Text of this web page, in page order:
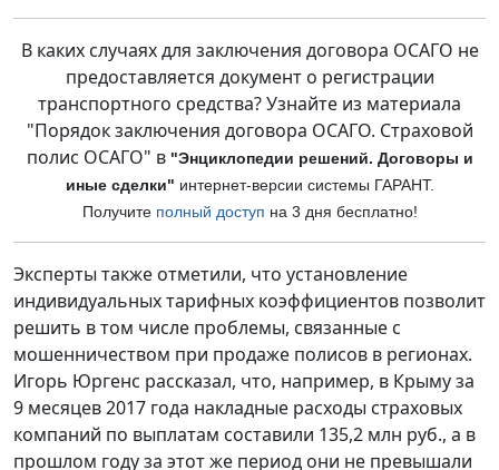
В каких случаях для заключения договора ОСАГО не
предоставляется документ о регистрации
транспортного средства? Узнайте из материала
"Порядок заключения договора ОСАГО. Страховой
полис ОСАГО" в "Энциклопедии решений. Договоры и
иные сделки" интернет-версии системы ГАРАНТ.
Получите полный доступ на 3 дня бесплатно!
Эксперты также отметили, что установление
индивидуальных тарифных коэффициентов позволит
решить в том числе проблемы, связанные с
мошенничеством при продаже полисов в регионах.
Игорь Юргенс рассказал, что, например, в Крыму за
9 месяцев 2017 года накладные расходы страховых
компаний по выплатам составили 135,2 млн руб., а в
прошлом году за этот же период они не превышали